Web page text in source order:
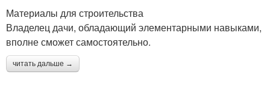
Материалы для строительства
Владелец дачи, обладающий элементарными навыками,
вполне сможет самостоятельно.
читать дальше →